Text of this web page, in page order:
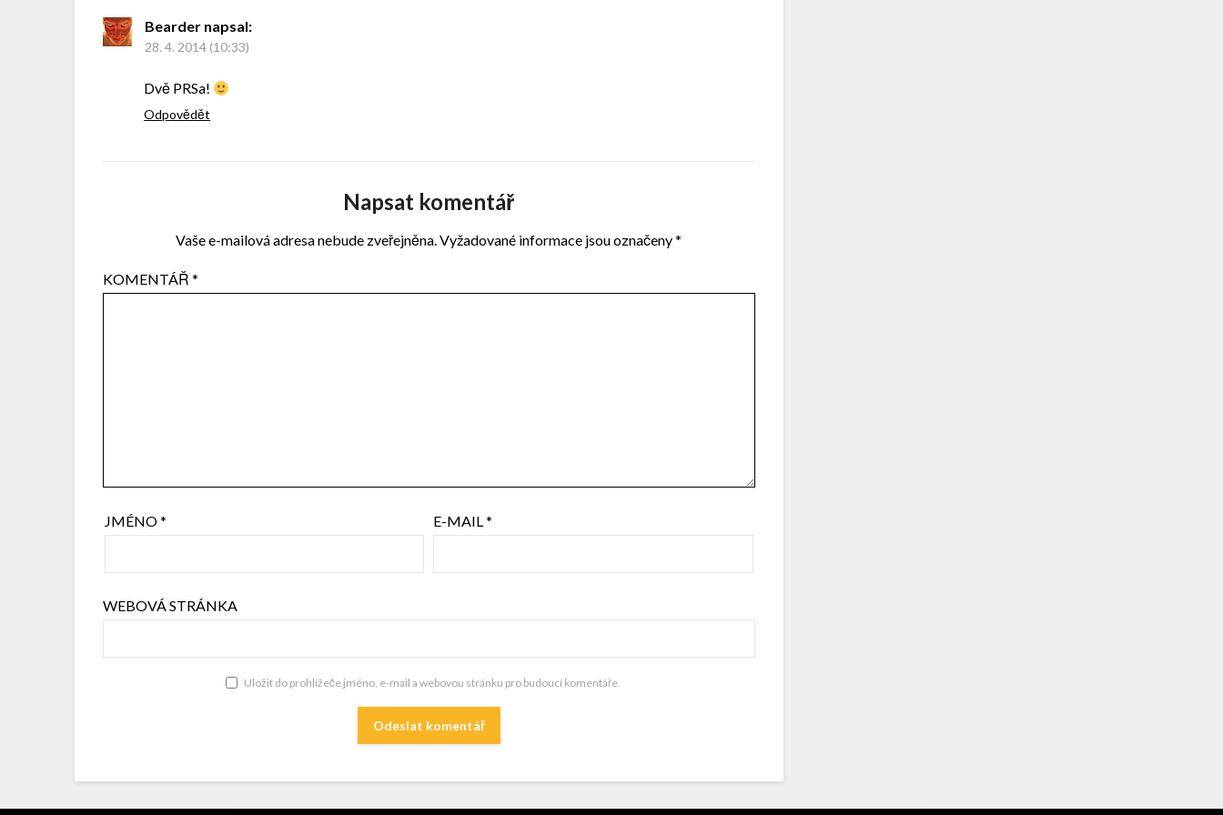
Bearder napsal:
28. 4. 2014 (10:33)
Dvě PRSa!
Odpovědět
Napsat komentář
Vaše e-mailová adresa nebude zveřejněna.Vyžadované informace jsou označeny*
KOMENTÁŘ*
JMÉNO* E-MAIL*
WEBOVÁ STRÁNKA
Uložit do prohlížeče jméno, e-mail a webovou stránku pro budoucí komentáře.